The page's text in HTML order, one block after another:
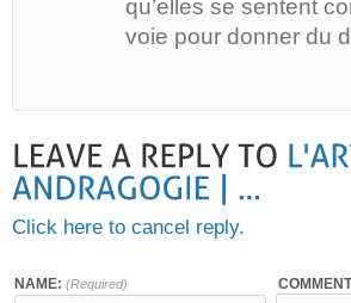
qu’elles se sentent
voie pour donner du
Click here to cancel reply.
NAME: (Required)